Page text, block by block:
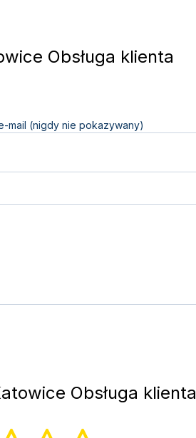
Obsługa klienta
mail (nigdy nie pokazywany)
Obsługa klienta